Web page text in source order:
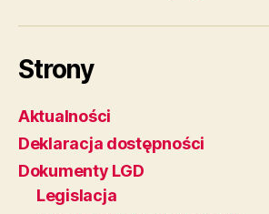
Strony
Aktualności
Deklaracja dostępności
Dokumenty LGD
Legislacja